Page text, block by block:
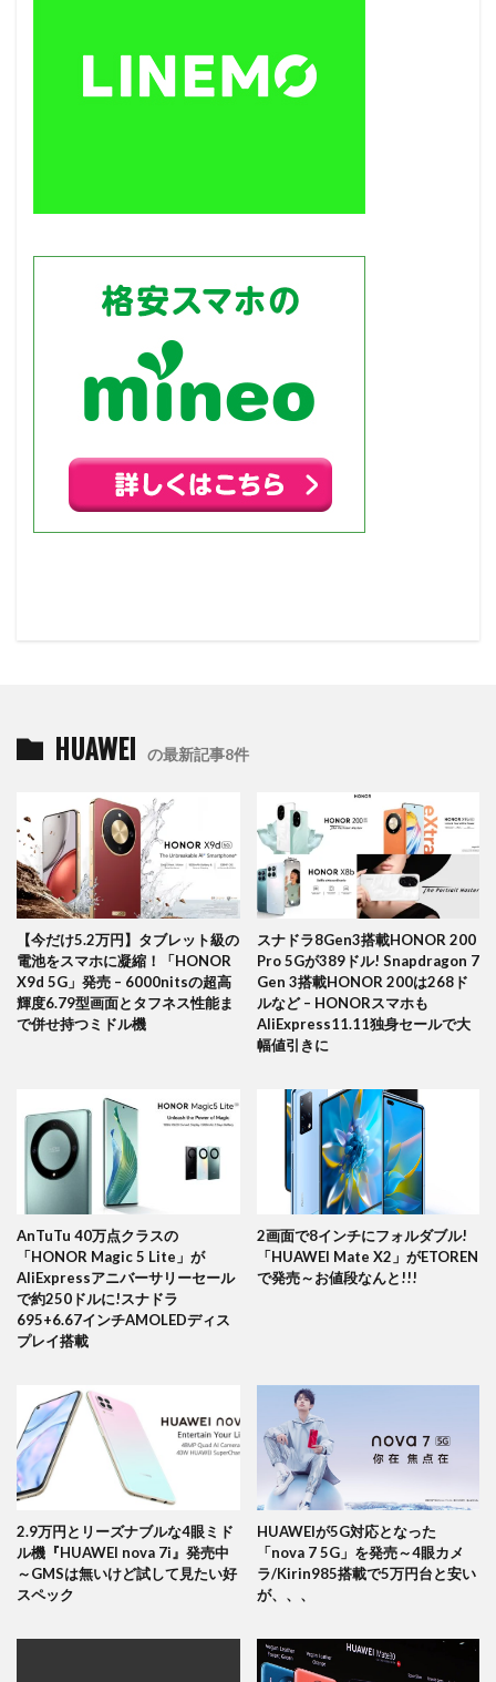
HUAWEI の最新記事8件
【今だけ5.2万円】タブレット級の
電池をスマホに凝縮！「HONOR
X9d 5G」発売 – 6000nitsの超高
輝度6.79型画面とタフネス性能ま
で併せ持つミドル機
スナドラ8Gen3搭載HONOR 200
Pro 5Gが389ドル! Snapdragon 7
Gen 3搭載HONOR 200は268ド
ルなど – HONORスマホも
AliExpress11.11独身セールで大
幅値引きに
AnTuTu 40万点クラスの
「HONOR Magic 5 Lite」が
AliExpressアニバーサリーセール
で約250ドルに!スナドラ
695+6.67インチAMOLEDディス
プレイ搭載
2画面で8インチにフォルダブル!
「HUAWEI Mate X2」がETOREN
で発売～お値段なんと!!!
2.9万円とリーズナブルな4眼ミド
ル機『HUAWEI nova 7i』発売中
～GMSは無いけど試して見たい好
スペック
HUAWEIが5G対応となった
「nova 7 5G」を発売～4眼カメ
ラ/Kirin985搭載で5万円台と安い
が、、、